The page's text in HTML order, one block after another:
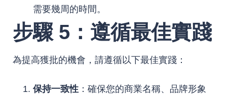
需要幾周的時間。
步驟 5：遵循最佳實踐
為提高獲批的機會，請遵循以下最佳實踐：
保持一致性 ：確保您的商業名稱、品牌形象